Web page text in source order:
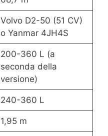
Volvo D2-50 (51 CV)
o Yanmar 4JH4S
200-360 L (a
seconda della
versione)
240-360 L
1,95 m